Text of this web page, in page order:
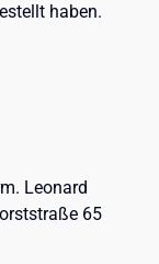
haben.
Leonard
65